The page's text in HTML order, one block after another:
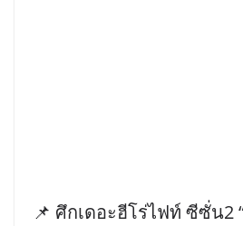
📌 ศึกเดอะฮีโร่ไฟท์ ซีซั่น2